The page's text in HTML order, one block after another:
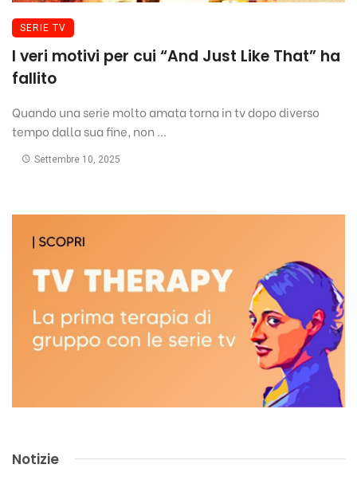
SERIE TV
I veri motivi per cui “And Just Like That” ha
fallito
Quando una serie molto amata torna in tv dopo diverso
tempo dalla sua fine, non ...
Settembre 10, 2025
Notizie